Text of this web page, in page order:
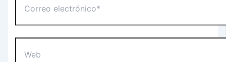
electrónico*